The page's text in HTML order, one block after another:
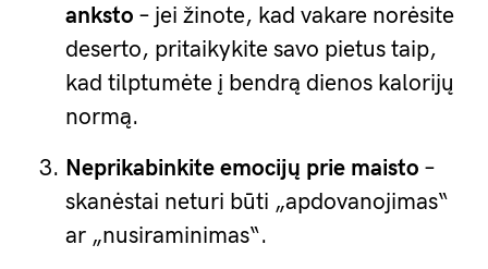
anksto – jei žinote, kad vakare norėsite
deserto, pritaikykite savo pietus taip,
kad tilptumėte į bendrą dienos kalorijų
normą.
Neprikabinkite emocijų prie maisto –
skanėstai neturi būti „apdovanojimas“
ar „nusiraminimas“.